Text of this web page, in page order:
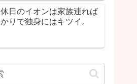
休日のイオンは家族連れば
かりで独身にはキツイ。